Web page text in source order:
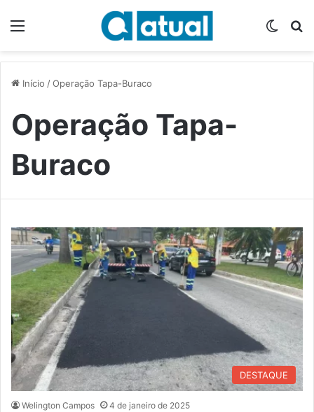
Início /Operação Tapa-Buraco
Operação Tapa-
Buraco
DESTAQUE
Welington Campos 4 de janeiro de 2025